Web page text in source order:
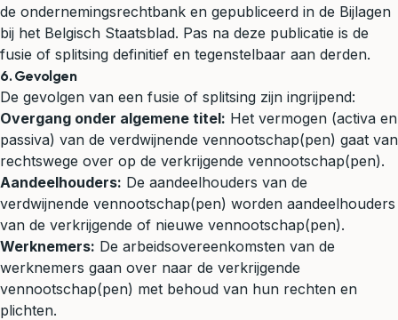
de ondernemingsrechtbank en gepubliceerd in de Bijlagen
bij het Belgisch Staatsblad. Pas na deze publicatie is de
fusie of splitsing definitief en tegenstelbaar aan derden.
6. Gevolgen
De gevolgen van een fusie of splitsing zijn ingrijpend:
Overgang onder algemene titel: Het vermogen (activa en
passiva) van de verdwijnende vennootschap(pen) gaat van
rechtswege over op de verkrijgende vennootschap(pen).
Aandeelhouders: De aandeelhouders van de
verdwijnende vennootschap(pen) worden aandeelhouders
van de verkrijgende of nieuwe vennootschap(pen).
Werknemers: De arbeidsovereenkomsten van de
werknemers gaan over naar de verkrijgende
vennootschap(pen) met behoud van hun rechten en
plichten.